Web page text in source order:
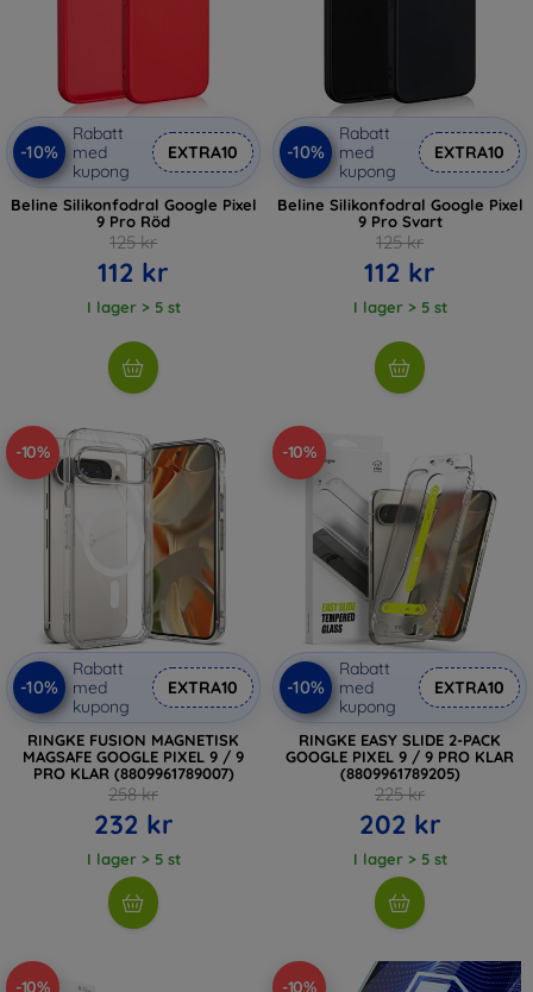
-10%
Rabatt
med
kupong
EXTRA10
Beline Silikonfodral Google Pixel
9 Pro Röd
125 kr
112 kr
I lager > 5 st
-10%
Rabatt
med
kupong
EXTRA10
Beline Silikonfodral Google Pixel
9 Pro Svart
125 kr
112 kr
I lager > 5 st
-10%
-10%
Rabatt
med
kupong
EXTRA10
RINGKE FUSION MAGNETISK
MAGSAFE GOOGLE PIXEL 9 / 9
PRO KLAR (8809961789007)
258 kr
232 kr
I lager > 5 st
-10%
-10%
Rabatt
med
kupong
EXTRA10
RINGKE EASY SLIDE 2-PACK
GOOGLE PIXEL 9 / 9 PRO KLAR
(8809961789205)
225 kr
202 kr
I lager > 5 st
-10% -10%